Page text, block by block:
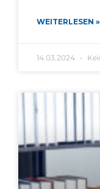
WEITERLESEN »
14.03.2024